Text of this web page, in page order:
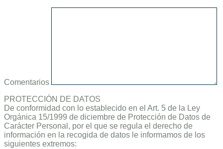
Comentarios
PROTECCIÓN DE DATOS
De conformidad con lo establecido en el Art. 5 de la Ley
Orgánica 15/1999 de diciembre de Protección de Datos de
Carácter Personal, por el que se regula el derecho de
información en la recogida de datos le informamos de los
siguientes extremos: